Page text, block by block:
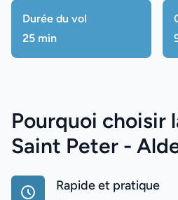
Durée du vol
25 min
Pourquoi choisir
Saint Peter -
Rapide et pratique